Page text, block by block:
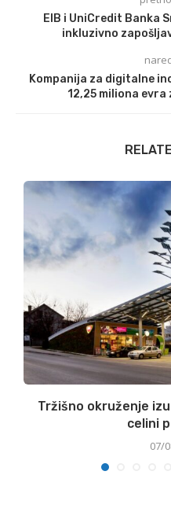
EIB i UniCredit Banka
inkluzivno
Kompanija za digitalne
12,25 miliona
Tržišno okruženje
celini
07/